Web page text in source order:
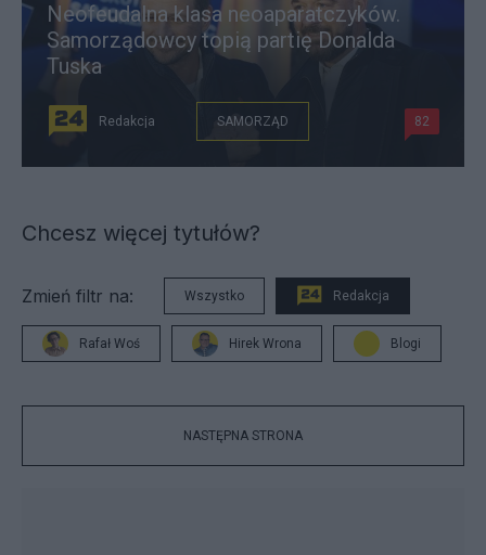
Neofeudalna klasa neoaparatczyków.
Samorządowcy topią partię Donalda
Tuska
Redakcja SAMORZĄD 82
Chcesz więcej tytułów?
Zmień filtr na: Wszystko Redakcja
Rafał Woś Hirek Wrona Blogi
NASTĘPNA STRONA